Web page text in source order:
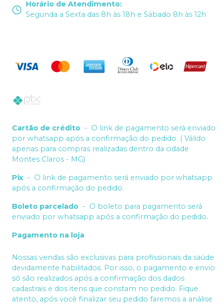
Horário de Atendimento:
Segunda a Sexta das 8h às 18h e Sábado 8h às 12h
Cartão de crédito - O link de pagamento será enviado
por whatsapp após a confirmação do pedido. ( Válido
apenas para compras realizadas dentro da cidade
Montes Claros - MG)
Pix - O link de pagamento será enviado por whatsapp
após a confirmação do pedido.
Boleto parcelado - O boleto para pagamento será
enviado por whatsapp após a confirmação do pedido.
Pagamento na loja
Nossas vendas são exclusivas para profissionais da saúde
devidamente habilitados. Por isso, o pagamento e envio
só são realizados após a confirmação dos dados
cadastrais e dos itens que constam no pedido. Fique
atento, após você finalizar seu pedido faremos a análise